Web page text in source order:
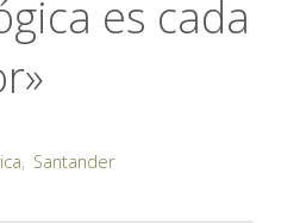
es cada
, Santander